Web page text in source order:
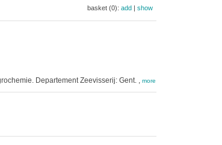
basket (0): add| show
Departement Zeevisserij: Gent. , more